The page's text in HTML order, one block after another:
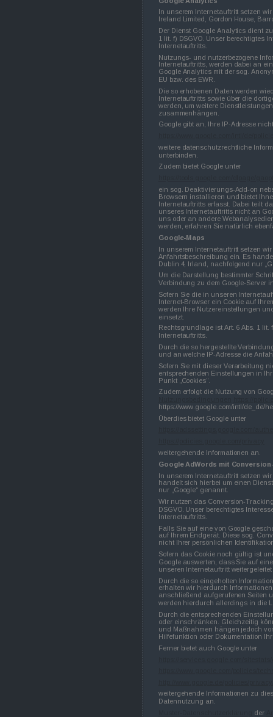
In unserem Internetauftritt setzen
Ireland Limited, Gordon House,
Der Dienst Google Analytics dient
1 lit. f) DSGVO. Unser berechtigtes
Internetauftritts.
Nutzungs- und nutzerbezogene
Internetauftritts, werden dabei an
Google Analytics mit der sog.
EU bzw. des EWR.
Die so erhobenen Daten werden
Internetauftritts sowie über die
werden, um weitere
zusammenhängen.
Google gibt an, Ihre IP-Adresse
weitere datenschutzrechtliche
unterbinden.
Zudem bietet Google unter
ein sog. Deaktivierungs-Add-on
Browsern installieren und bietet
Internetauftritts erfasst. Dabei teilt
unseres Internetauftritts nicht an
uns oder an andere
werden, erfahren Sie natürlich
Google-Maps
In unserem Internetauftritt setzen
Anfahrtsbeschreibung ein. Es
Dublin 4, Irland, nachfolgend nur
Um die Darstellung bestimmter
Verbindung zu dem Google-Server
Sofern Sie die in unseren
Internet-Browser ein Cookie auf
werden Ihre Nutzereinstellungen
einsetzt.
Rechtsgrundlage ist Art. 6 Abs. 1
Internetauftritts.
Durch die so hergestellte
und an welche IP-Adresse die
Sofern Sie mit dieser Verarbeitung
entsprechenden Einstellungen in
Punkt „Cookies“.
Zudem erfolgt die Nutzung von
https://www.google.com/intl/de_de/
Überdies bietet Google unter
weitergehende Informationen an.
Google AdWords mit
In unserem Internetauftritt setzen
handelt sich hierbei um einen
nur „Google“ genannt.
Wir nutzen das Conversion-
DSGVO. Unser berechtigtes
Internetauftritts.
Falls Sie auf eine von Google
auf Ihrem Endgerät. Diese sog.
nicht Ihrer persönlichen
Sofern das Cookie noch gültig ist
Google auswerten, dass Sie auf
unseren Internetauftritt
Durch die so eingeholten
erhalten wir hierdurch
anschließend aufgerufenen Seiten
werden hierdurch allerdings in die
Durch die entsprechenden
oder einschränken. Gleichzeitig
und Maßnahmen hängen jedoch
Hilfefunktion oder Dokumentation
Ferner bietet auch Google unter
weitergehende Informationen zu
Datennutzung an.
der